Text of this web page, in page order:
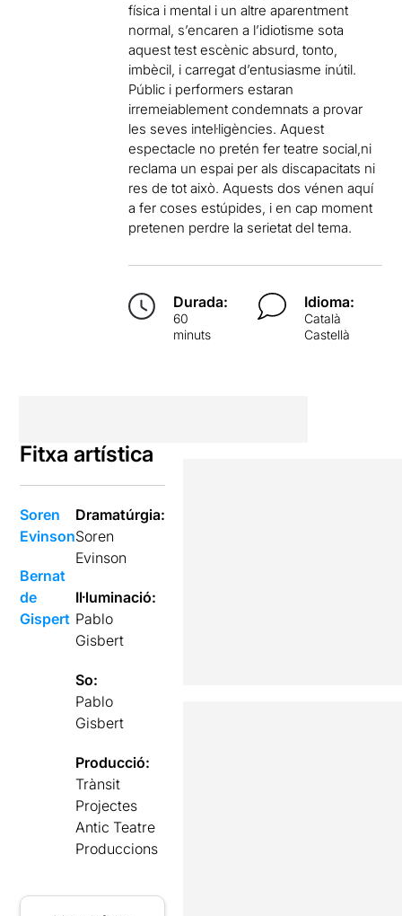
física i mental i un altre aparentment
normal, s’encaren a l’idiotisme sota
aquest test escènic absurd, tonto,
imbècil, i carregat d’entusiasme inútil.
Públic i performers estaran
irremeiablement condemnats a provar
les seves intel·ligències. Aquest
espectacle no pretén fer teatre social,ni
reclama un espai per als discapacitats ni
res de tot això. Aquests dos vénen aquí
a fer coses estúpides, i en cap moment
pretenen perdre la serietat del tema.
Durada:
60
minuts
Idioma:
Català
Castellà
Fitxa artística
Soren
Evinson
Bernat
de
Gispert
Dramatúrgia:
Soren
Evinson
Il·luminació:
Pablo
Gisbert
So:
Pablo
Gisbert
Producció:
Trànsit
Projectes
Antic Teatre
Produccions